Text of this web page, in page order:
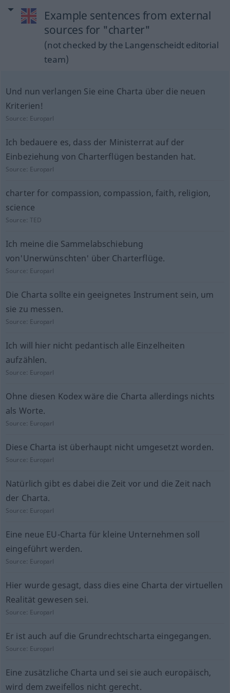
Example sentences from external
sources for "charter"
(not checked by the Langenscheidt editorial
team)
Und nun verlangen Sie eine Charta über die neuen
Kriterien!
Source: Europarl
Ich bedauere es, dass der Ministerrat auf der
Einbeziehung von Charterflügen bestanden hat.
Source: Europarl
charter for compassion, compassion, faith, religion,
science
Source:TED
Ich meine die Sammelabschiebung
von'Unerwünschten' über Charterflüge.
Source: Europarl
Die Charta sollte ein geeignetes Instrument sein, um
sie zu messen.
Source: Europarl
Ich will hier nicht pedantisch alle Einzelheiten
aufzählen.
Source: Europarl
Ohne diesen Kodex wäre die Charta allerdings nichts
als Worte.
Source: Europarl
Diese Charta ist überhaupt nicht umgesetzt worden.
Source: Europarl
Natürlich gibt es dabei die Zeit vor und die Zeit nach
der Charta.
Source: Europarl
Eine neue EU-Charta für kleine Unternehmen soll
eingeführt werden.
Source: Europarl
Hier wurde gesagt, dass dies eine Charta der virtuellen
Realität gewesen sei.
Source: Europarl
Er ist auch auf die Grundrechtscharta eingegangen.
Source: Europarl
Eine zusätzliche Charta und sei sie auch europäisch,
wird dem zweifellos nicht gerecht.